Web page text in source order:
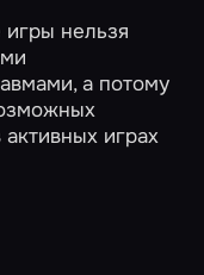
нельзя
а потому
играх